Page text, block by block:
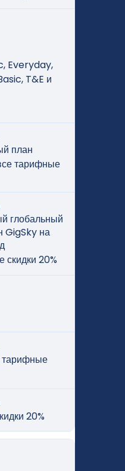
Everyday,
T&E и
план
тарифные
глобальный
GigSky на
скидки 20%
тарифные
20%